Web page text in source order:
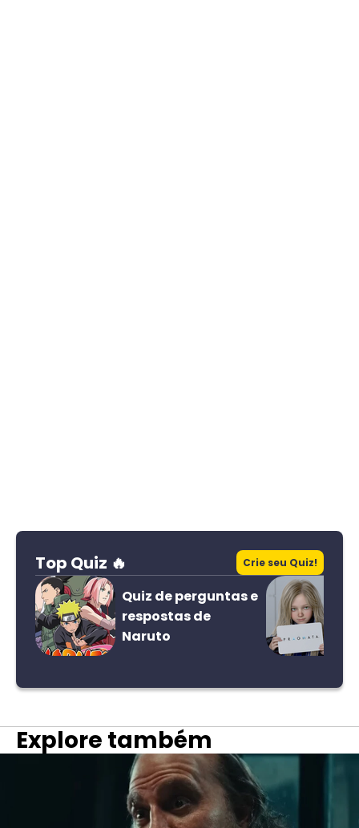
Top Quiz 🔥 Crie seu Quiz!
Quiz de perguntas e
respostas de
Naruto
Explore também